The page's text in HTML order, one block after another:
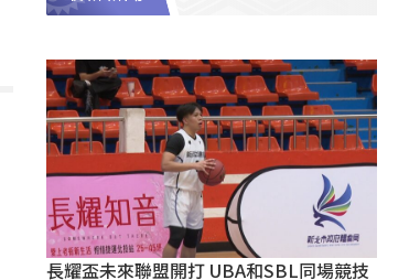
長耀盃未來聯盟開打 UBA和SBL同場競技